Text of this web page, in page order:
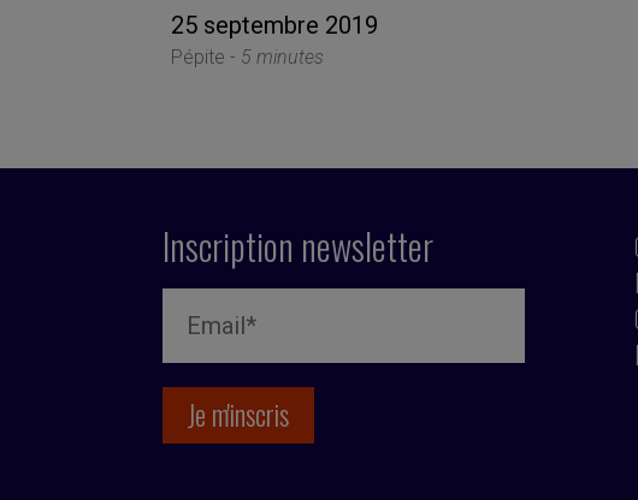
25 septembre 2019
Pépite - 5 minutes
Inscription newsletter